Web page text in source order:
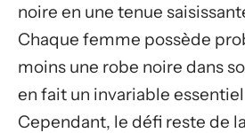
noire en une tenue
Chaque femme possède
moins une robe noire dans
en fait un invariable
Cependant, le défi reste de